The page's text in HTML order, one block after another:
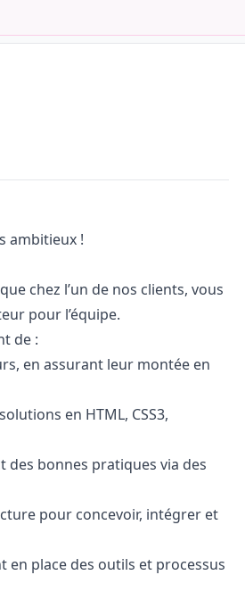
ambitieux !
chez l’un de nos clients, vous
pour l’équipe.
de :
en assurant leur montée en
en HTML, CSS3,
des bonnes pratiques via des
pour concevoir, intégrer et
place des outils et processus